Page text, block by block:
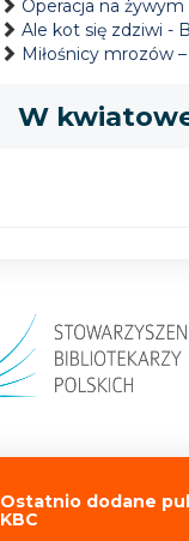
Operacja na żywym
Ale kot się zdziwi -
Miłośnicy mrozów
W
Ostatnio dodane
KBC